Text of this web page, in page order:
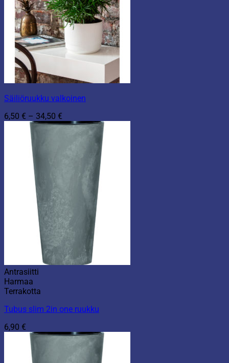
Säiliöruukku valkoinen
6,50 € – 34,50 €
6,50 €
Antrasiitti
Harmaa
Terrakotta
Tubus slim 2in one ruukku
6,90 €